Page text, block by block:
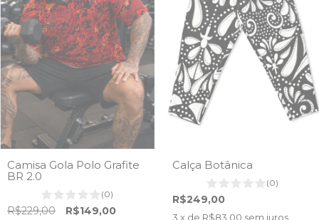
Camisa Gola Polo Grafite
BR 2.0
(0)
R$229,00 R$149,00
Calça Botânica
(0)
R$249,00
3 x de R$83,00 sem juros